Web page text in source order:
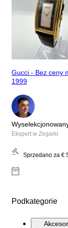
Gucci - Bez ceny minimalnej -
1999
Ekspert w Zegarki
Sprzedano za €
Podkategorie